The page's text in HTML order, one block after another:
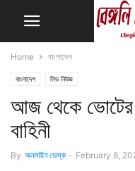
Home বাংলাদেশ
বাংলাদেশ লিড নিউজ
আজ থেকে ভোটের
বাহিনী
By অনলাইন ডেস্ক - February 8,